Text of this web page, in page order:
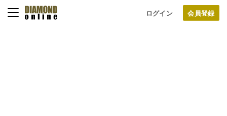
ログイン